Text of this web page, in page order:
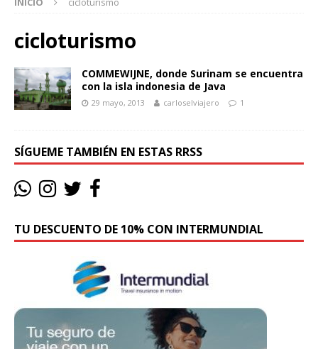
cicloturismo
COMMEWIJNE, donde Surinam se encuentra
con la isla indonesia de Java
29 mayo, 2013 carloselviajero 1
SÍGUEME TAMBIÉN EN ESTAS RRSS
TU DESCUENTO DE 10% CON INTERMUNDIAL